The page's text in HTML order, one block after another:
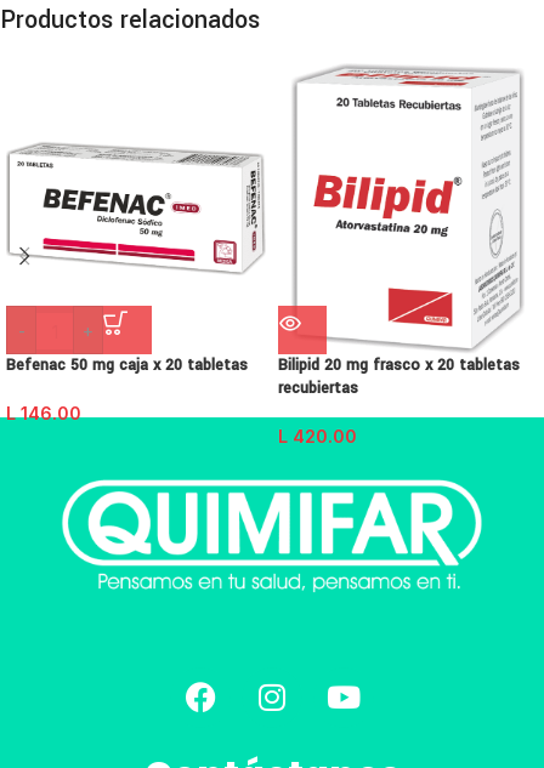
Productos relacionados
- +
Befenac 50 mg caja x 20 tabletas
L146.00
Bilipid 20 mg frasco x 20 tabletas
recubiertas
L 420.00